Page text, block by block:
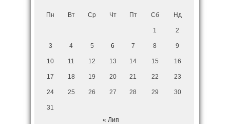
Пн Вт Ср Чт Пт Сб Нд
1 2
3 4 5 6 7 8 9
10 11 12 13 14 15 16
17 18 19 20 21 22 23
24 25 26 27 28 29 30
31
« Лип